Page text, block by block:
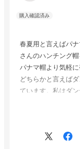
春夏用と言えばパ
さんのハンチング
パナマ帽より気軽
どちらかと言えば
ています。私はダ
アーガイル柄でメ
これからの季節大